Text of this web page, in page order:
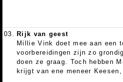
03. Rijk van geest
Millie Vink doet mee aan een
voorbereidingen zijn zo
doen ze graag. Toch hebben
krijgt van ene meneer